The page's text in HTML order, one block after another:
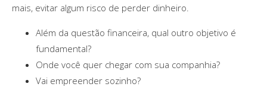
mais, evitar algum risco de perder dinheiro.
Além da questão financeira, qual outro objetivo é
fundamental?
Onde você quer chegar com sua companhia?
Vai empreender sozinho?